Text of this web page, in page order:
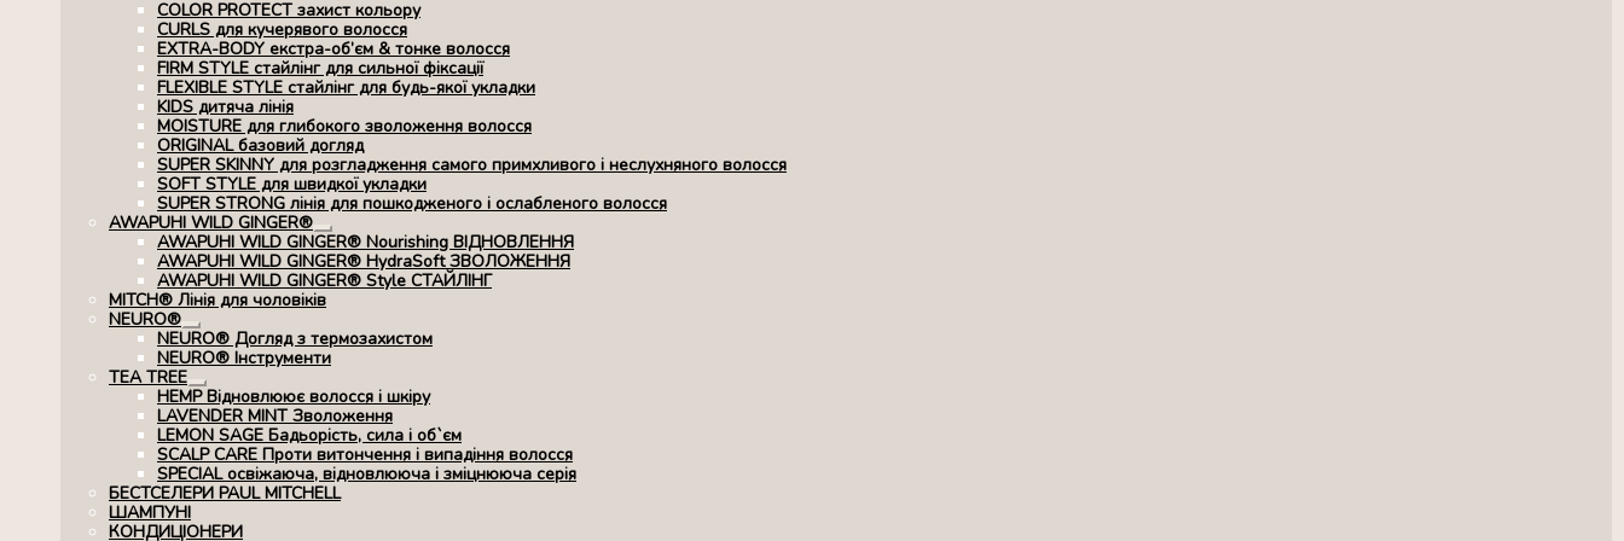
COLOR PROTECT захист кольору
CURLS для кучерявого волосся
EXTRA-BODY екстра-об’єм & тонке волосся
FIRM STYLE стайлінг для сильної фіксації
FLEXIBLE STYLE стайлінг для будь-якої укладки
KIDS дитяча лінія
MOISTURE для глибокого зволоження волосся
ORIGINAL базовий догляд
SUPER SKINNY для розгладження самого примхливого і неслухняного волосся
SOFT STYLE для швидкої укладки
SUPER STRONG лінія для пошкодженого і ослабленого волосся
AWAPUHI WILD GINGER®
Розгорнуте
вкладене
меню
AWAPUHI WILD GINGER® Nourishing ВІДНОВЛЕННЯ
AWAPUHI WILD GINGER® HydraSoft ЗВОЛОЖЕННЯ
AWAPUHI WILD GINGER® Style СТАЙЛІНГ
MITCH® Лінія для чоловіків
NEURO®
Розгорнуте
вкладене
меню
NEURO® Догляд з термозахистом
NEURO® Інструменти
TEA TREE
Розгорнуте
вкладене
меню
HEMP Відновлюює волосся і шкіру
LAVENDER MINT Зволоження
LEMON SAGE Бадьорість, сила і об`єм
SCALP CARE Проти витончення і випадіння волосся
SPECIAL освіжаюча, відновлююча і зміцнююча серія
БЕСТСЕЛЕРИ PAUL MITCHELL
ШАМПУНІ
КОНДИЦІОНЕРИ